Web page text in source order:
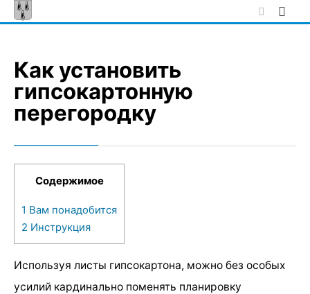
Skip
to
Как установить
гипсокартонную
перегородку
Содержимое
1 Вам понадобится
2 Инструкция
Используя листы гипсокартона, можно без особых
усилий кардинально поменять планировку